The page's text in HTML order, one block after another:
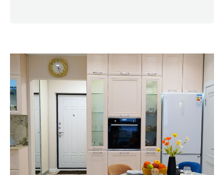
г. Cочи, с/т Фронтовик , Транспортная 3
Строительная компания
«Азбука Ремонта»
+7(918) 616 53 53
Мы с радостью проконсультируем вас по всем
вопросам по ремонту квартир, домов, офисов
и другой недвижимости
ar123r@mail.ru